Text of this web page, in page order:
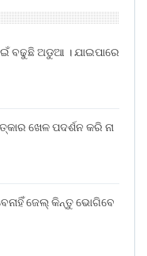
ବଢୁଛି ଅଡୁଆ । ଯାଇପାରେ
ଖେଳ ପଦର୍ଶନ କରି ନା
ଜେଲ୍ କିନ୍ତୁ ଭୋଗିବେ